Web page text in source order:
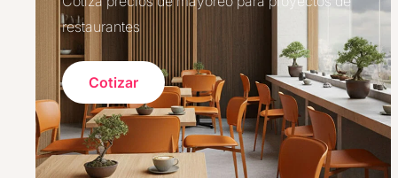
restaurantes
Cotizar